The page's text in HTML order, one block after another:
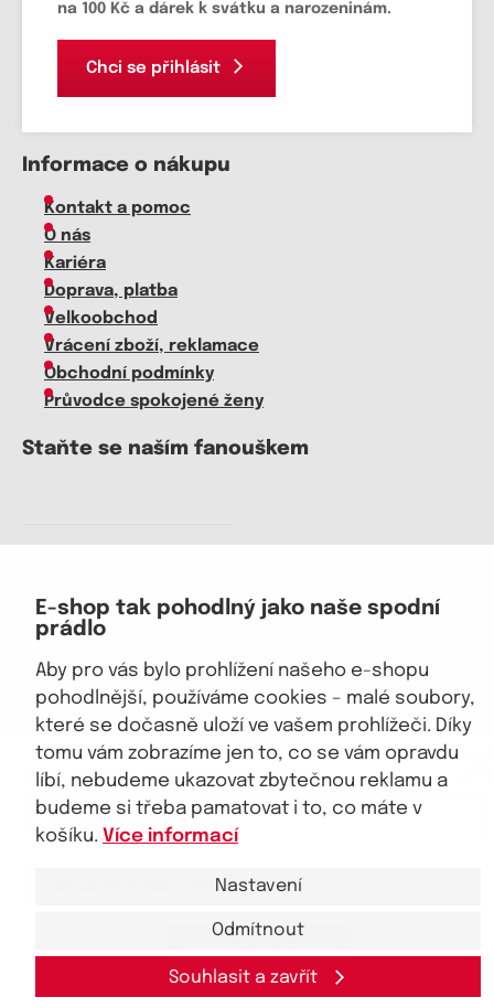
E-shop tak pohodlný jako naše spodní
prádlo
Aby pro vás bylo prohlížení našeho e-shopu
pohodlnější, používáme cookies – malé soubory,
které se dočasně uloží ve vašem prohlížeči. Díky
tomu vám zobrazíme jen to, co se vám opravdu
líbí, nebudeme ukazovat zbytečnou reklamu a
budeme si třeba pamatovat i to, co máte v
košíku. Více informací
Nastavení
Odmítnout
Souhlasit a zavřít
na 100 Kč a dárek k svátku a narozeninám.
Chci se přihlásit
Informace o nákupu
Kontakt a pomoc
O nás
Kariéra
Doprava, platba
Velkoobchod
Vrácení zboží, reklamace
Obchodní podmínky
Průvodce spokojené ženy
Staňte se naším fanouškem
© 2026, eKAPO
Úvodní stranaObchodní podmínky GDPR Mapa stránek Kontakt a pomoc
eKAPO KLUB
Sleva 100 Kč na první nákupnad 1000 Kč
Zásady zpracováníosobníchúdajů